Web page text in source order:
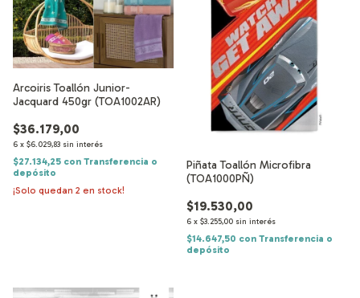
Arcoiris Toallón Junior-
Jacquard 450gr (TOA1002AR)
$36.179,00
6 x $6.029,83 sin interés
$27.134,25 con Transferencia o
depósito
¡Solo quedan 2 en stock!
Piñata Toallón Microfibra
(TOA1000PÑ)
$19.530,00
6 x $3.255,00 sin interés
$14.647,50 con Transferencia o
depósito